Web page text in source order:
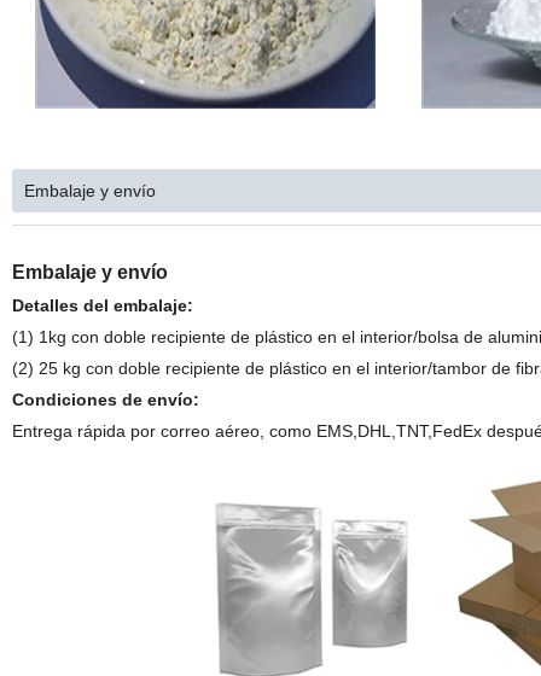
Embalaje y envío
Embalaje y envío
Detalles del embalaje:
(1) 1kg con doble recipiente de plástico en el interior/bolsa de
(2) 25 kg con doble recipiente de plástico en el interior/tambor de
Condiciones de envío:
Entrega rápida por correo aéreo, como EMS,DHL,TNT,FedEx